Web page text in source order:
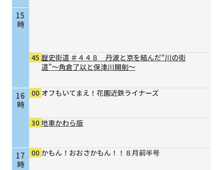
15
時
16
時
17
時
45 歴史街道 ＃４４８ 丹波と京を結んだ“川の街
道”～角倉了以と保津川開削～
00 オフもいてまえ！花園近鉄ライナーズ
30 地車かわら版
00 かもん！おおさかもん！！８月前半号